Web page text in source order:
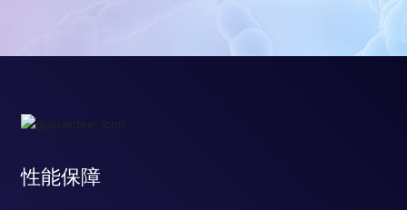
性能保障